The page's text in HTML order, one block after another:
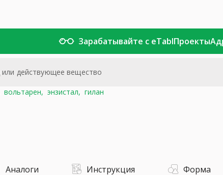
Зарабатывайте с eTablПроекты
вольтарен, энзистал, гилан
Аналоги Инструкция Форма